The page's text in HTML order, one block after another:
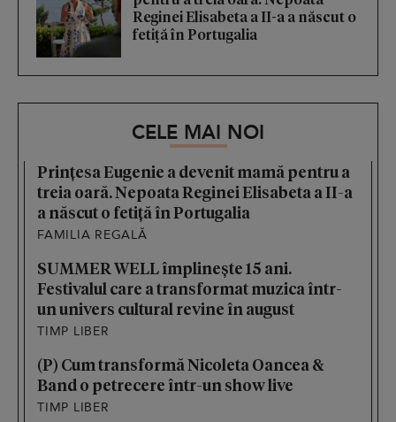
Reginei Elisabeta a II-a a născut o
fetiță în Portugalia
CELE MAI NOI
Prințesa Eugenie a devenit mamă pentru a
treia oară. Nepoata Reginei Elisabeta a II-a
a născut o fetiță în Portugalia
FAMILIA REGALĂ
SUMMER WELL împlinește 15 ani.
Festivalul care a transformat muzica într-
un univers cultural revine în august
TIMP LIBER
(P) Cum transformă Nicoleta Oancea &
Band o petrecere într-un show live
TIMP LIBER